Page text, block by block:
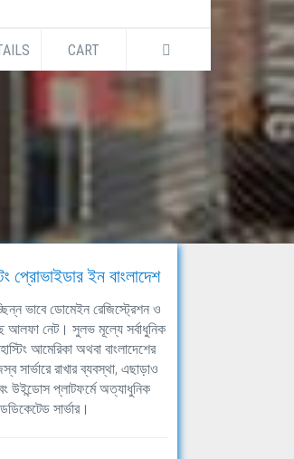
DETAILS CART
প্রোভাইডার ইন বাংলাদেশ
ভাবে ডোমেইন রেজিস্ট্রেশন ও
আলফা নেট। সুলভ মূল্যে সর্বাধুনিক
আমেরিকা অথবা বাংলাদেশের
সার্ভারে রাখার ব্যবস্থা, এছাড়াও
উইন্ডোস প্লাটফর্মে অত্যাধুনিক
সার্ভার।